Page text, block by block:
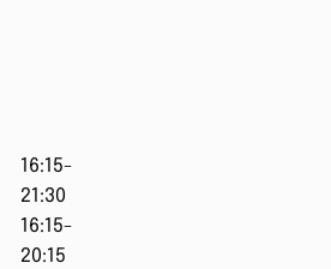
16:15-
21:30
16:15-
20:15